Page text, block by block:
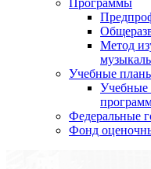
Программы
Метод
Учебные
Учебные
Федеральные
Фонд